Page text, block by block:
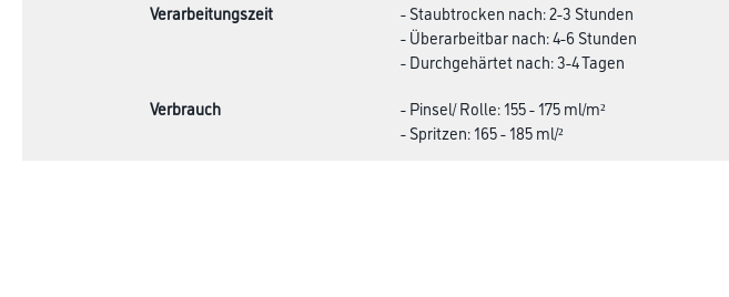
Verarbeitungszeit
- Staubtrocken nach: 2-3 Stunden
- Überarbeitbar nach: 4-6 Stunden
- Durchgehärtet nach: 3-4 Tagen
Verbrauch
- Pinsel/ Rolle: 155 - 175 ml/m²
- Spritzen: 165 - 185 ml/²